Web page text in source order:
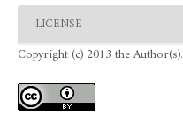
LICENSE
Copyright (c) 2013 the Author(s).